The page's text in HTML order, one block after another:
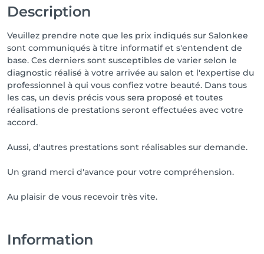
Description
Veuillez prendre note que les prix indiqués sur Salonkee
sont communiqués à titre informatif et s'entendent de
base. Ces derniers sont susceptibles de varier selon le
diagnostic réalisé à votre arrivée au salon et l'expertise du
professionnel à qui vous confiez votre beauté. Dans tous
les cas, un devis précis vous sera proposé et toutes
réalisations de prestations seront effectuées avec votre
accord.
Aussi, d'autres prestations sont réalisables sur demande.
Un grand merci d'avance pour votre compréhension.
Au plaisir de vous recevoir très vite.
Information